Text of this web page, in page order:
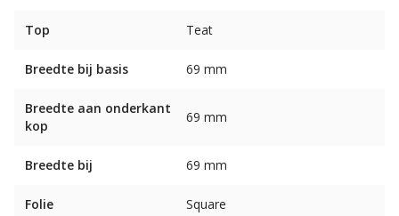
Top Teat
Breedte bij basis 69 mm
Breedte aan onderkant
kop
69 mm
Breedte bij 69 mm
Folie Square